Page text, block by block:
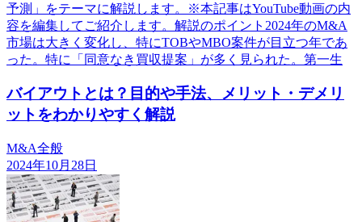
予測」をテーマに解説します。※本記事はYouTube動画の内
容を編集してご紹介します。解説のポイント2024年のM&A
市場は大きく変化し、特にTOBやMBO案件が目立つ年であ
った。特に「同意なき買収提案」が多く見られた。第一生
バイアウトとは？目的や手法、メリット・デメリ
ットをわかりやすく解説
M&A全般
2024年10月28日